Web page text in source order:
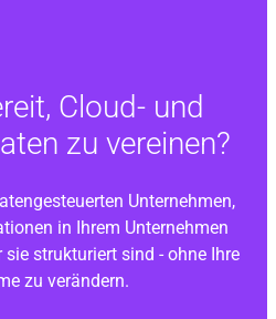
Cloud- und
zu vereinen?
Unternehmen,
in Ihrem Unternehmen
strukturiert sind - ohne Ihre
zu verändern.